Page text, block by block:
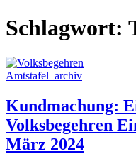
Schlagwort:
Amtstafel_archiv
Kundmachung:
Volksbegehren
März 2024